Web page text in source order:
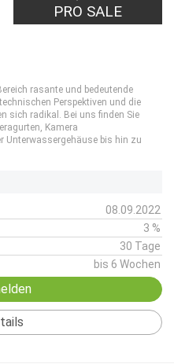
PRO SALE
rasante und bedeutende
Perspektiven und die
sich radikal. Bei uns finden Sie
Kamera
Unterwassergehäuse bis hin zu
08.09.2022
3 %
30 Tage
bis 6 Wochen